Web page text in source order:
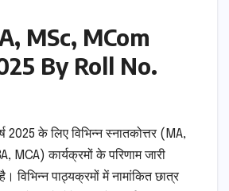
MSc, MCom
By Roll No.
2025 के लिए विभिन्न स्नातकोत्तर (MA,
MCA) कार्यक्रमों के परिणाम जारी
विभिन्न पाठ्यक्रमों में नामांकित छात्र